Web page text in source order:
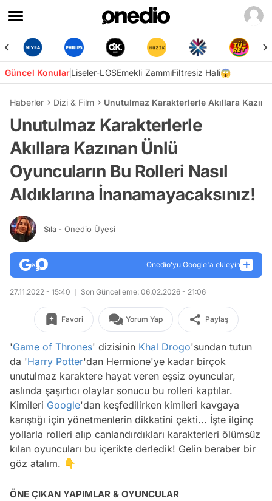
Güncel KonularLiseler-LGSEmekli ZammıFiltresiz Hali😱
Haberler Dizi & Film Unutulmaz Karakterlerle Akıllara
Unutulmaz Karakterlerle
Akıllara Kazınan Ünlü
Oyuncuların Bu Rolleri Nasıl
Aldıklarına İnanamayacaksınız!
Sıla - Onedio Üyesi
Onedio’yu Google'a ekleyin
27.11.2022 - 15:40 Son Güncelleme: 06.02.2026 - 21:06
Favori Yorum Yap Paylaş
'Game of Thrones' dizisinin Khal Drogo'sundan tutun
da 'Harry Potter'dan Hermione'ye kadar birçok
unutulmaz karaktere hayat veren eşsiz oyuncular,
aslında şaşırtıcı olaylar sonucu bu rolleri kaptılar.
Kimileri Google'dan keşfedilirken kimileri kavgaya
karıştığı için yönetmenlerin dikkatini çekti... İşte ilginç
yollarla rolleri alıp canlandırdıkları karakterleri ölümsüz
kılan oyuncuları bu içerikte derledik! Gelin beraber bir
göz atalım. 👇
ÖNE ÇIKAN YAPIMLAR & OYUNCULAR